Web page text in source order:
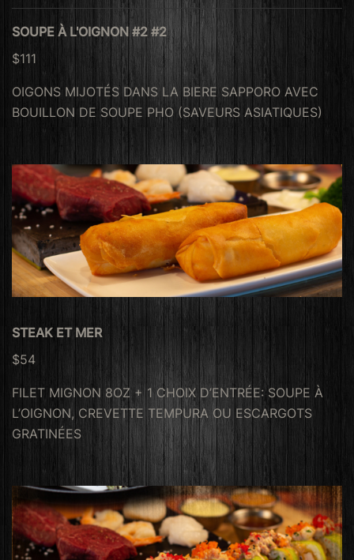
SOUPE À L'OIGNON #2 #2
$111
OIGONS MIJOTÉS DANS LA BIERE SAPPORO AVEC
BOUILLON DE SOUPE PHO (SAVEURS ASIATIQUES)
STEAK ET MER
$54
FILET MIGNON 8OZ + 1 CHOIX D’ENTRÉE: SOUPE À
L’OIGNON, CREVETTE TEMPURA OU ESCARGOTS
GRATINÉES